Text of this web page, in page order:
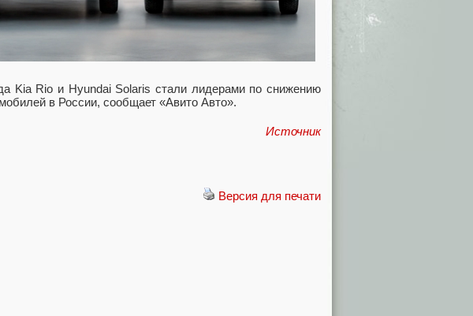
Kia Rio и Hyundai Solaris стали лидерами по снижению
в России, сообщает «Авито Авто».
Источник
Версия для печати